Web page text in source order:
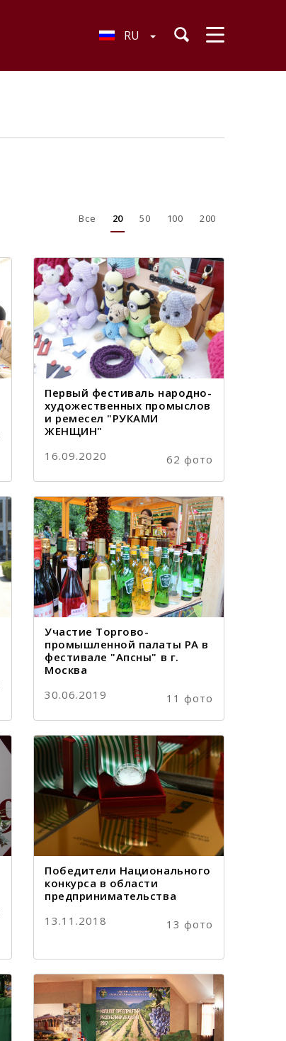
RU
Все 20 50 100 200
Первый фестиваль народно-
художественных промыслов
и ремесел "РУКАМИ
ЖЕНЩИН"
16.09.2020
62 фото
Участие Торгово-
промышленной палаты РА в
фестивале "Апсны" в г.
Москва
30.06.2019
11 фото
Победители Национального
конкурса в области
предпринимательства
13.11.2018
13 фото